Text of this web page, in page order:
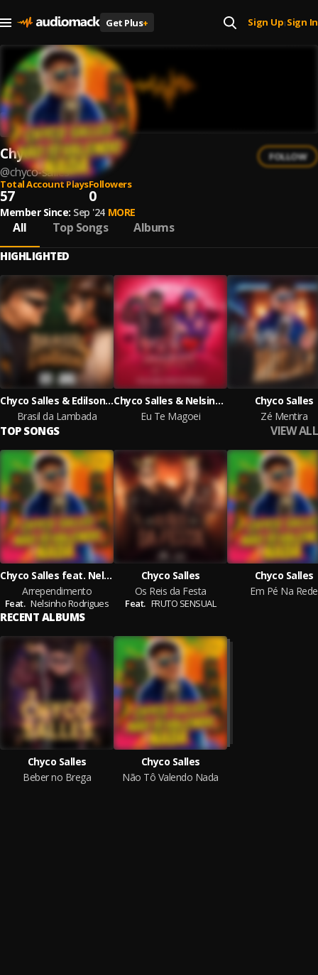
Get Plus+ Sign Up| Sign In
Chyco Salles
@chyco-salles
FOLLOW
Total Account Plays
57
Followers
0
Member Since: Sep '24 MORE
All Top Songs Albums
HIGHLIGHTED
Chyco Salles & Edilson Morenno
Brasil da Lambada
Chyco Salles & Nelsinho Rodrigues
Eu Te Magoei
Chyco Salles
Zé Mentira
TOP SONGS VIEW ALL
Chyco Salles feat. Nelsinho Rodrigues
Arrependimento
Feat. Nelsinho Rodrigues
Chyco Salles
Os Reis da Festa
Feat. FRUTO SENSUAL
Chyco Salles
Em Pé Na Rede
RECENT ALBUMS
Chyco Salles
Beber no Brega
Chyco Salles
Não Tô Valendo Nada